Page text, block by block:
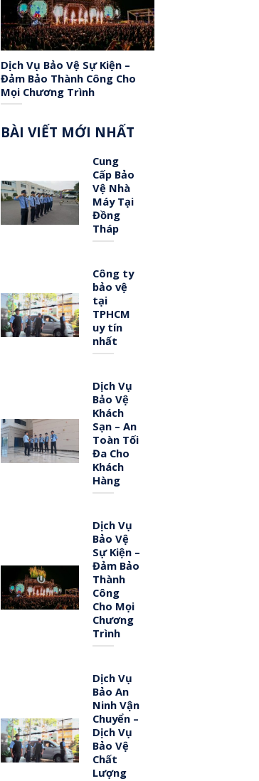
Dịch Vụ Bảo Vệ Sự Kiện –
Đảm Bảo Thành Công Cho
Mọi Chương Trình
BÀI VIẾT MỚI NHẤT
Cung
Cấp Bảo
Vệ Nhà
Máy Tại
Đồng
Tháp
Công ty
bảo vệ
tại
TPHCM
uy tín
nhất
Dịch Vụ
Bảo Vệ
Khách
Sạn – An
Toàn Tối
Đa Cho
Khách
Hàng
Dịch Vụ
Bảo Vệ
Sự Kiện –
Đảm Bảo
Thành
Công
Cho Mọi
Chương
Trình
Dịch Vụ
Bảo An
Ninh Vận
Chuyển –
Dịch Vụ
Bảo Vệ
Chất
Lượng